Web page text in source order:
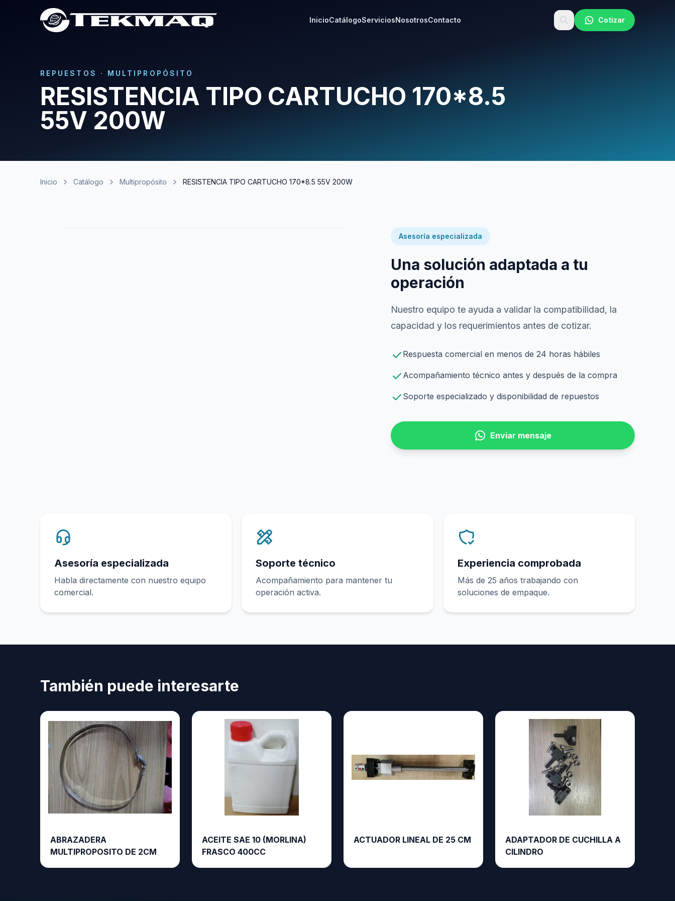
InicioCatálogoServiciosNosotrosContacto Cotizar
REPUESTOS · MULTIPROPÓSITO
RESISTENCIA TIPO CARTUCHO 170*8.5
55V 200W
Inicio Catálogo Multipropósito RESISTENCIA TIPO CARTUCHO 170*8.5 55V 200W
Asesoría especializada
Una solución adaptada a tu
operación
Nuestro equipo te ayuda a validar la compatibilidad, la
capacidad y los requerimientos antes de cotizar.
Respuesta comercial en menos de 24 horas hábiles
Acompañamiento técnico antes y después de la compra
Soporte especializado y disponibilidad de repuestos
Enviar mensaje
Asesoría especializada
Habla directamente con nuestro equipo
comercial.
Soporte técnico
Acompañamiento para mantener tu
operación activa.
Experiencia comprobada
Más de 25 años trabajando con
soluciones de empaque.
También puede interesarte
ABRAZADERA
MULTIPROPOSITO DE 2CM
ACEITE SAE 10 (MORLINA)
FRASCO 400CC
ACTUADOR LINEAL DE 25 CM
ADAPTADOR DE CUCHILLA A
CILINDRO